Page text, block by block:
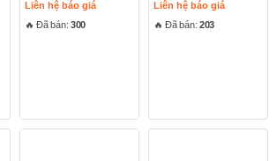
xếp
0
Liên hệ báo giá
🔥 Đã bán: 300
xếp
0
Liên hệ báo giá
🔥 Đã bán: 203